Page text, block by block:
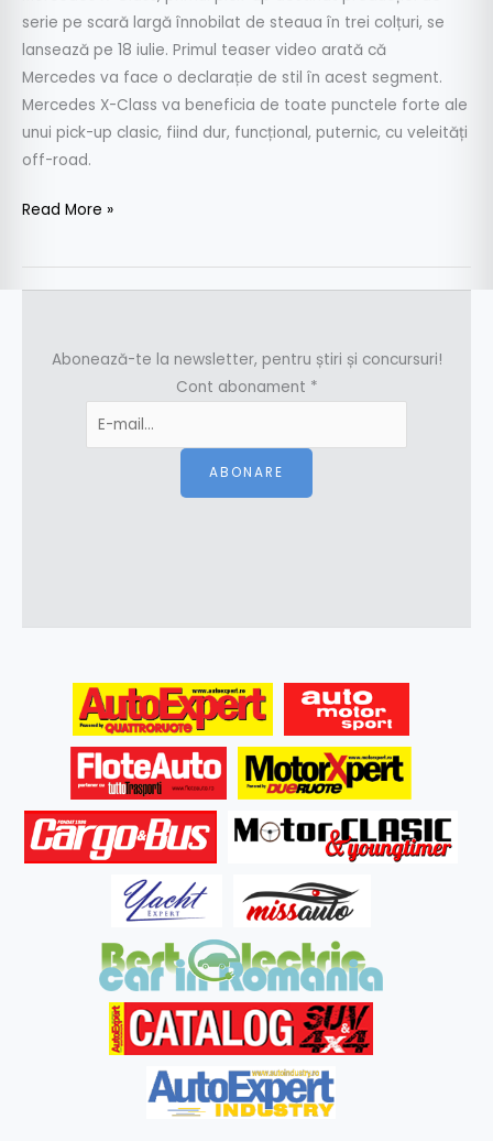
serie pe scară largă înnobilat de steaua în trei colțuri, se
lansează pe 18 iulie. Primul teaser video arată că
Mercedes va face o declarație de stil în acest segment.
Mercedes X-Class va beneficia de toate punctele forte ale
unui pick-up clasic, fiind dur, funcțional, puternic, cu veleități
off-road.
Read More »
Abonează-te la newsletter, pentru știri și concursuri!
Cont abonament *
ABONARE